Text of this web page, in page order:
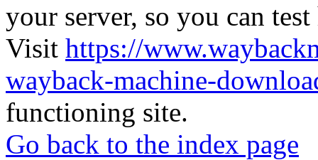
your server, so you can
Visit https://
wayback-machine-
functioning site.
Go back to the index page